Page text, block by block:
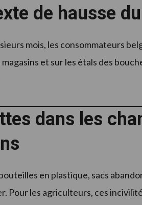
de hausse
mois, les consommateurs
magasins et sur les étals des
dans les
en plastique, sacs
Pour les agriculteurs, ces